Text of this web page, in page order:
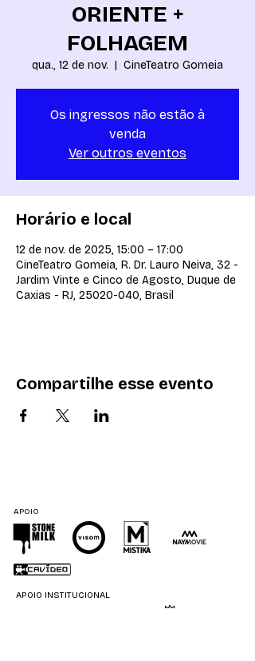
ORIENTE +
FOLHAGEM
qua., 12 de nov.
  |
CineTeatro Gomeia
Os ingressos não estão à
venda
Ver outros eventos
Horário e local
12 de nov. de 2025, 15:00 – 17:00
CineTeatro Gomeia, R. Dr. Lauro Neiva, 32 -
Jardim Vinte e Cinco de Agosto, Duque de
Caxias - RJ, 25020-040, Brasil
Compartilhe esse evento
APOIO
APOIO INSTITUCIONAL